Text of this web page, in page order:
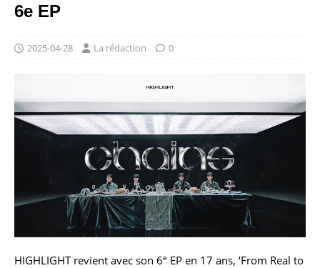
6e EP
2025-04-28 La rédaction 0
HIGHLIGHT revient avec son 6e EP en 17 ans, ‘From Real to